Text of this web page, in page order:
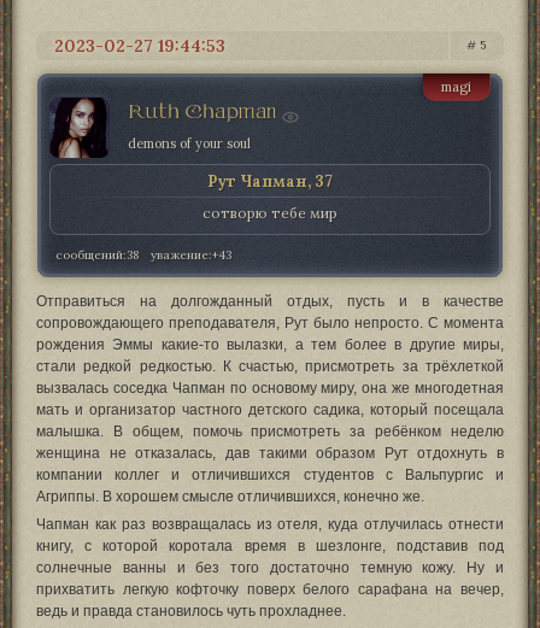
5
2023-02-27 19:44:53
Ruth Chapman
magi
demons of your soul
Рут Чапман, 37
сотворю тебе мир
сообщений:38 уважение:+43
Отправиться на долгожданный отдых, пусть и в качестве
сопровождающего преподавателя, Рут было непросто. С момента
рождения Эммы какие-то вылазки, а тем более в другие миры,
стали редкой редкостью. К счастью, присмотреть за трёхлеткой
вызвалась соседка Чапман по основому миру, она же многодетная
мать и организатор частного детского садика, который посещала
малышка. В общем, помочь присмотреть за ребёнком неделю
женщина не отказалась, дав такими образом Рут отдохнуть в
компании коллег и отличившихся студентов с Вальпургис и
Агриппы. В хорошем смысле отличившихся, конечно же.
Чапман как раз возвращалась из отеля, куда отлучилась отнести
книгу, с которой коротала время в шезлонге, подставив под
солнечные ванны и без того достаточно темную кожу. Ну и
прихватить легкую кофточку поверх белого сарафана на вечер,
ведь и правда становилось чуть прохладнее.